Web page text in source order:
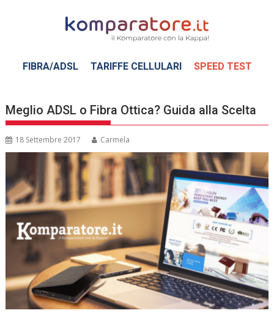
FIBRA/ADSL TARIFFE CELLULARI SPEED TEST
Meglio ADSL o Fibra Ottica? Guida alla Scelta
18 Settembre 2017 Carmela